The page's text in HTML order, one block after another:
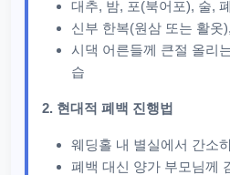
대추, 밤, 포(북어포), 술,
신부 한복(원삼 또는 활옷
시댁 어른들께 큰절 올리
습
2. 현대적 폐백 진행법
웨딩홀 내 별실에서 간소
폐백 대신 양가 부모님께